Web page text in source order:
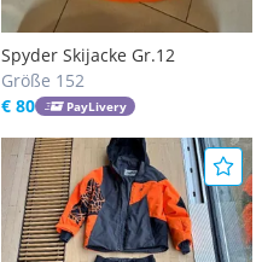
Spyder Skijacke Gr.12
Größe 152
€ 80
PayLivery